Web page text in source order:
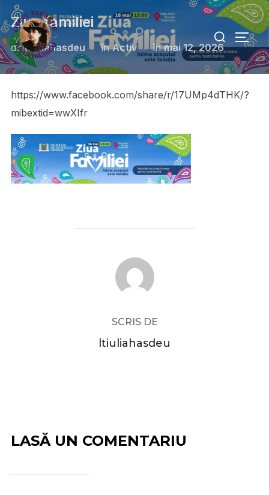
Ziua familiei
deltiuliahasdeu înActiv înmai 12, 2026
https://www.facebook.com/share/r/17UMp4dTHK/?
mibextid=wwXIfr
AUTOR ARTICOL
SCRIS DE
ltiuliahasdeu
LASĂ UN COMENTARIU